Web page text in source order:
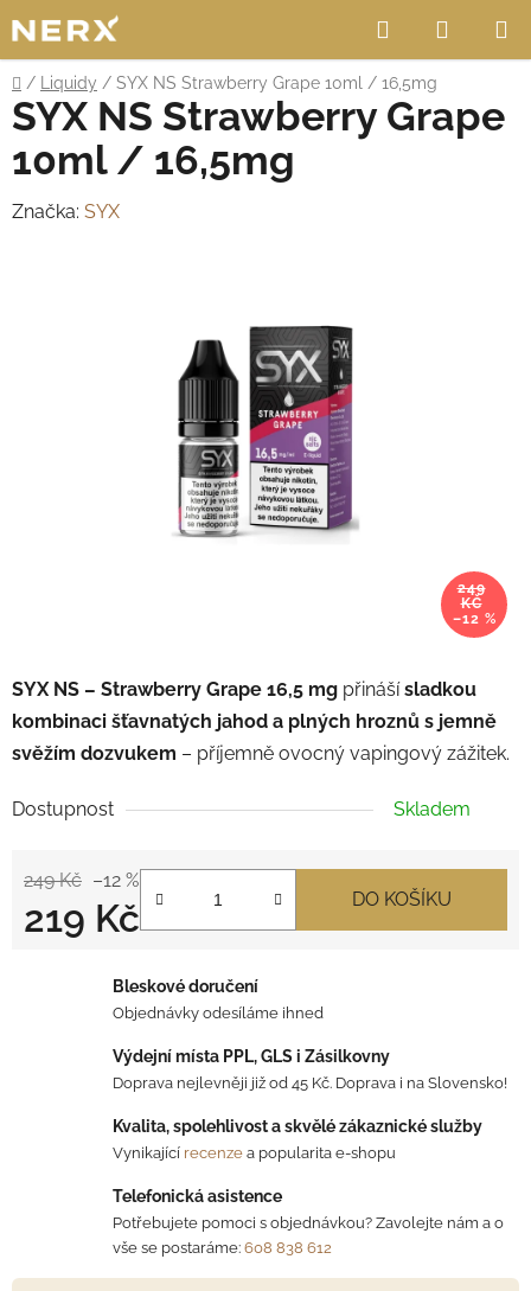
na
obsah
Hledat
KOŠÍK
Domů
/ Liquidy / SYX NS Strawberry Grape 10ml / 16,5mg
SYX NS – Strawberry Grape 16,5 mg přinášísladkou
kombinaci šťavnatých jahod a plných hroznů s jemně
svěžím dozvukem – příjemně ovocný vapingový zážitek.
Dostupnost Skladem
249 Kč –12 %
219 Kč DO KOŠÍKU
SYX NS Strawberry Grape
10ml / 16,5mg
Značka: SYX
249
KČ
–12 %
Bleskové doručení
Objednávky odesíláme ihned
Výdejní místa PPL, GLS i Zásilkovny
Doprava nejlevněji již od 45 Kč. Doprava i na Slovensko!
Kvalita, spolehlivost a skvělé zákaznické služby
Vynikající recenze a popularita e-shopu
Telefonická asistence
Potřebujete pomoci s objednávkou? Zavolejte nám a o
vše se postaráme: 608 838 612